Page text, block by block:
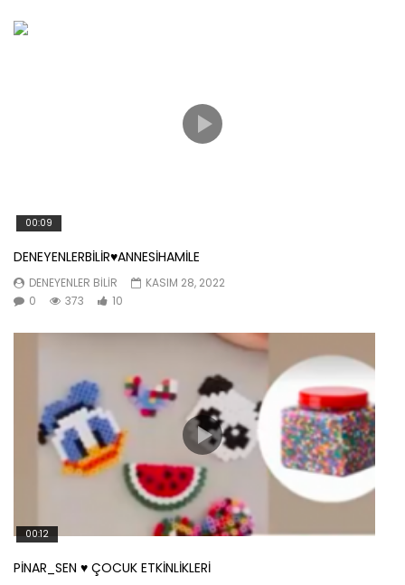
00:09
DENEYENLERBİLİR♥️ANNESİHAMİLE
DENEYENLER BILIR
KASIM 28, 2022
0
373 10
00:12
PİNAR_SEN ♥️ ÇOCUK ETKİNLİKLERİ